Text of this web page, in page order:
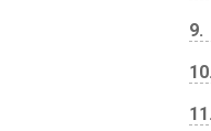
9
10
11